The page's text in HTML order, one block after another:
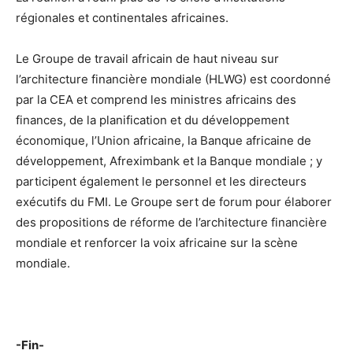
régionales et continentales africaines.
Le Groupe de travail africain de haut niveau sur
l’architecture financière mondiale (HLWG) est coordonné
par la CEA et comprend les ministres africains des
finances, de la planification et du développement
économique, l’Union africaine, la Banque africaine de
développement, Afreximbank et la Banque mondiale ; y
participent également le personnel et les directeurs
exécutifs du FMI. Le Groupe sert de forum pour élaborer
des propositions de réforme de l’architecture financière
mondiale et renforcer la voix africaine sur la scène
mondiale.
-Fin-